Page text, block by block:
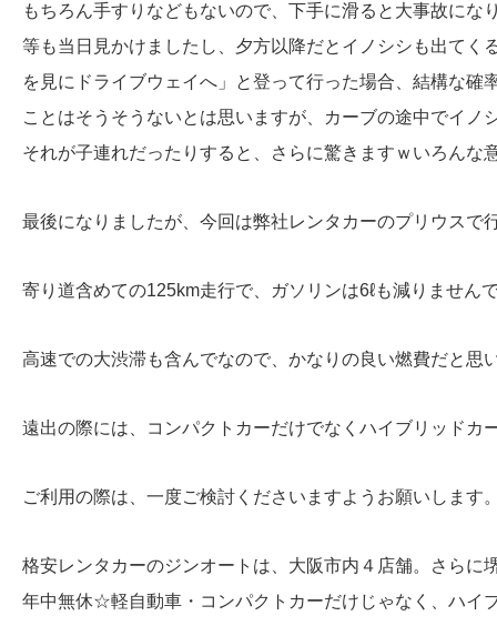
もちろん手すりなどもないので、下手に滑ると大事故に
等も当日見かけましたし、夕方以降だとイノシシも出てく
を見にドライブウェイへ」と登って行った場合、結構な
ことはそうそうないとは思いますが、カーブの途中でイ
それが子連れだったりすると、さらに驚きますｗいろんな
最後になりましたが、今回は弊社レンタカーのプリウスで
寄り道含めての125km走行で、ガソリンは6ℓも減りません
高速での大渋滞も含んでなので、かなりの良い燃費だと思
遠出の際には、コンパクトカーだけでなくハイブリッドカ
ご利用の際は、一度ご検討くださいますようお願いします
格安レンタカーのジンオートは、大阪市内４店舗。さらに
年中無休☆軽自動車・コンパクトカーだけじゃなく、ハイ